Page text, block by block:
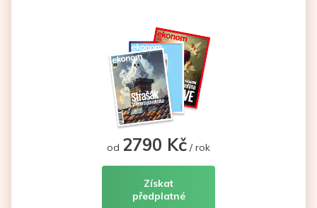
od 2790 Kč / rok
Získat
předplatné